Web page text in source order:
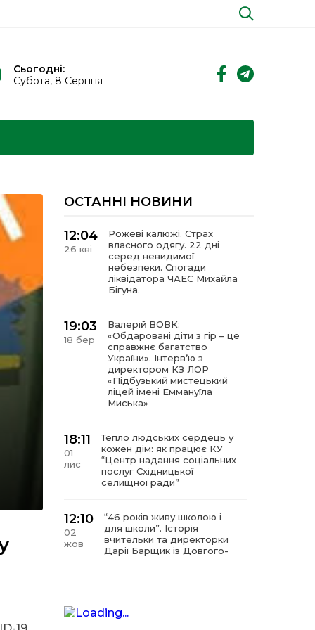
Сьогодні:
Субота, 8 Серпня
ОСТАННІ НОВИНИ
12:04
26 кві
Рожеві калюжі. Страх
власного одягу. 22 дні
серед невидимої
небезпеки. Спогади
ліквідатора ЧАЕС Михайла
Бігуна.
19:03
18 бер
Валерій ВОВК:
«Обдаровані діти з гір – це
справжнє багатство
України». Інтервʼю з
директором КЗ ЛОР
«Підбузький мистецький
ліцей імені Еммануїла
Миська»
18:11
01
лис
Тепло людських сердець у
кожен дім: як працює КУ
“Центр надання соціальних
послуг Східницької
селищної ради”
12:10
02
жов
“46 років живу школою і
для школи”. Історія
вчительки та директорки
Дарії Барщик із Довгого-
11 вер
любові до дітей”. Інтерв’ю
з директором КЗ